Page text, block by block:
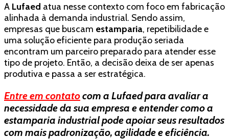
A Lufaed atua nesse contexto com foco em fabricação
alinhada à demanda industrial. Sendo assim,
empresas que buscam estamparia, repetibilidade e
uma solução eficiente para produção seriada
encontram um parceiro preparado para atender esse
tipo de projeto. Então, a decisão deixa de ser apenas
produtiva e passa a ser estratégica.
Entre em contatocom a Lufaed para avaliar a
necessidade da sua empresa e entender como a
estamparia industrial pode apoiar seus resultados
com mais padronização, agilidade e eficiência.